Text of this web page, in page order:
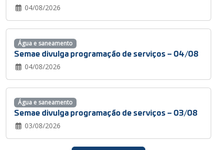
04/08/2026
Semae divulga programação de serviços – 04/08
04/08/2026
Água e saneamento
Semae divulga programação de serviços – 03/08
03/08/2026
Água e saneamento